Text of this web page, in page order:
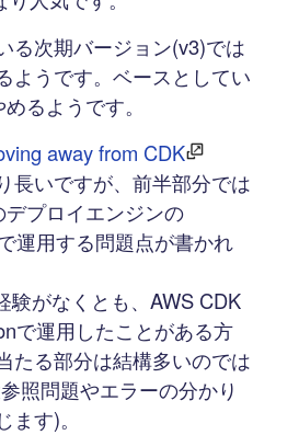
る次期バージョン(v3)では
ようです。ベースとしてい
るようです。
away from CDK
長いですが、前半部分では
プロイエンジンの
運用する問題点が書かれ
験がなくとも、AWS CDK
で運用したことがある方
たる部分は結構多いのでは
照問題やエラーの分かり
す)。